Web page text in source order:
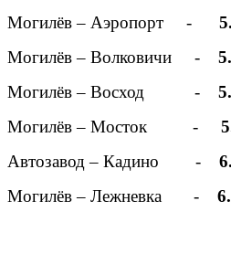
Могилёв – Аэропорт -
Могилёв – Волковичи -
Могилёв – Восход -
Могилёв – Мосток -
Автозавод – Кадино -
Могилёв – Лежневка -